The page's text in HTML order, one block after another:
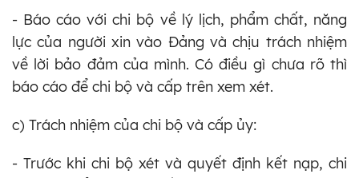
- Báo cáo với chi bộ về lý lịch, phẩm chất, năng
lực của người xin vào Đảng và chịu trách nhiệm
về lời bảo đảm của mình. Có điều gì chưa rõ thì
báo cáo để chi bộ và cấp trên xem xét.
c) Trách nhiệm của chi bộ và cấp ủy:
- Trước khi chi bộ xét và quyết định kết nạp, chi